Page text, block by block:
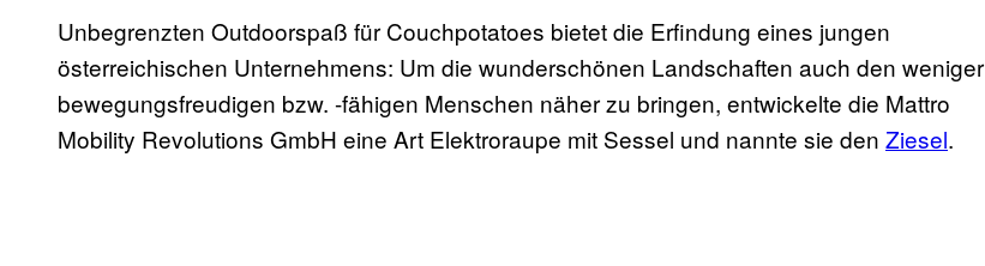
Unbegrenzten Outdoorspaß für Couchpotatoes bietet die Erfindung eines jungen
österreichischen Unternehmens: Um die wunderschönen Landschaften auch den weniger
bewegungsfreudigen bzw. -fähigen Menschen näher zu bringen, entwickelte die Mattro
Mobility Revolutions GmbH eine Art Elektroraupe mit Sessel und nannte sie den Ziesel.